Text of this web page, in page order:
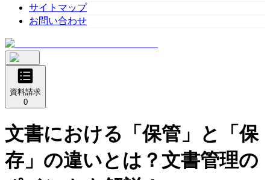
サイトマップ
お問い合わせ
資料請求
0
文書における「保管」と「保
存」の違いとは？文書管理の